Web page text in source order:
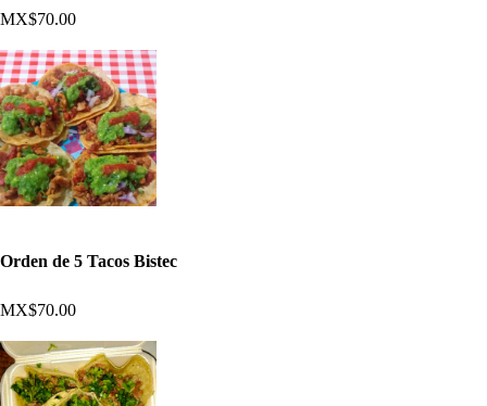
MX$70.00
Orden de 5 Tacos Bistec
MX$70.00